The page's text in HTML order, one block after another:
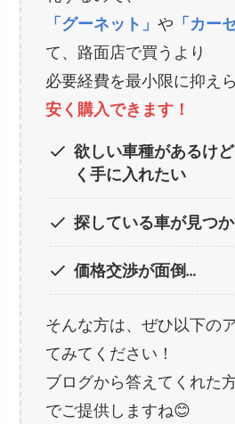
「グーネット」や 「カー
て、路面店で買うより
必要経費を最小限に抑え
安く購入できます！
欲しい車種があるけ
く手に入れたい
探している車が見つ
価格交渉が面倒…
そんな方は、ぜひ以下の
てみてください！
ブログから答えてくれた
でご提供しますね😊